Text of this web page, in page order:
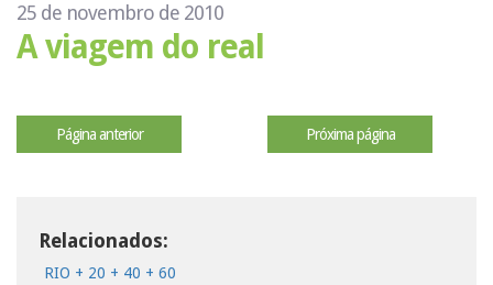
25 de novembro de 2010
A viagem do real
Página anterior Próxima página
Relacionados:
RIO + 20 + 40 + 60